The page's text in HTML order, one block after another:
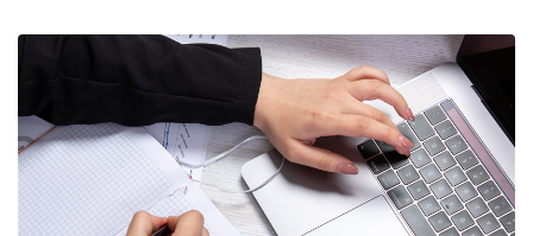
sistem içerisinde tanınabilmesinin önü açıldı.